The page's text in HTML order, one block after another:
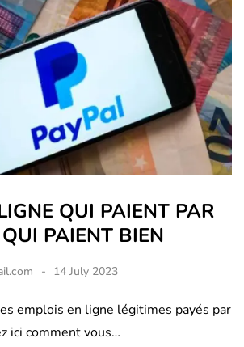
QUI PAIENT PAR
PAIENT BIEN
14 July 2023
emplois en ligne légitimes payés par
ici comment vous…